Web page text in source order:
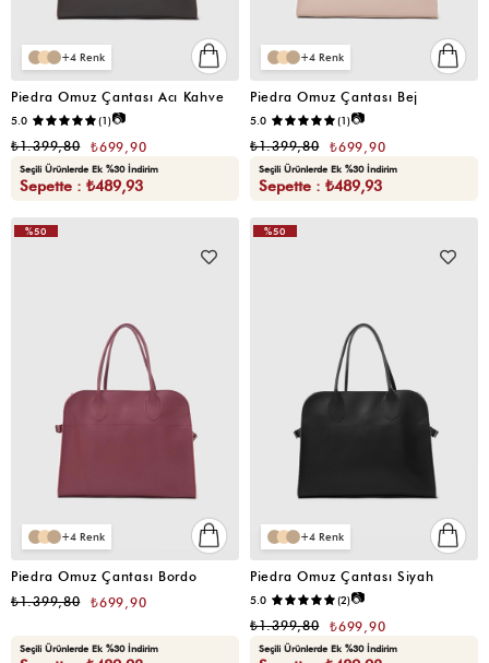
4
Piedra Omuz Çantası Acı Kahve
5.0 (1)📷
₺699,90
₺1.399,80
Seçili Ürünlerde Ek %30 İndirim
Sepette : ₺489,93
4
Piedra Omuz Çantası Bej
5.0 (1)📷
₺699,90
₺1.399,80
Seçili Ürünlerde Ek %30 İndirim
Sepette : ₺489,93
4
Piedra Omuz Çantası Bordo
₺699,90
₺1.399,80
Seçili Ürünlerde Ek %30 İndirim
%50
4
Piedra Omuz Çantası Siyah
5.0 (2)📷
₺699,90
₺1.399,80
Seçili Ürünlerde Ek %30 İndirim
%50